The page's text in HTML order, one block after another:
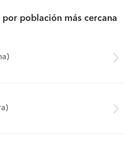
por población más cercana